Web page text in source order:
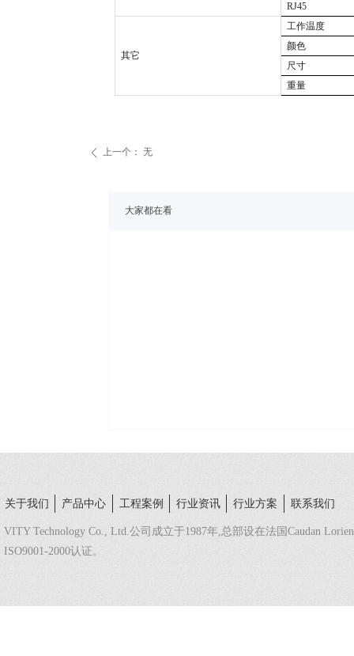
大家都在看
ꄴ 上一个： 无
RJ45
其它
工作温度
颜色
尺寸
重量
关于我们 产品中心 工程案例 行业资讯 行业方案 联系我们
VITY Technology Co., Ltd.公司成立于1987年,总部设在法国Caudan
ISO9001-2000认证。